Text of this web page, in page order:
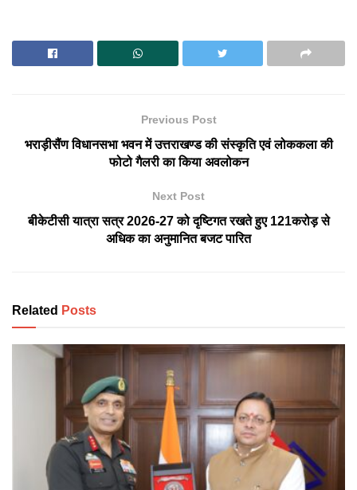
Previous Post
भराड़ीसैंण विधानसभा भवन में उत्तराखण्ड की संस्कृति एवं लोककला की
फोटो गैलरी का किया अवलोकन
Next Post
बीकेटीसी यात्रा सत्र 2026-27 को दृष्टिगत रखते हुए 121करोड़ से
अधिक का अनुमानित बजट पारित
Related Posts